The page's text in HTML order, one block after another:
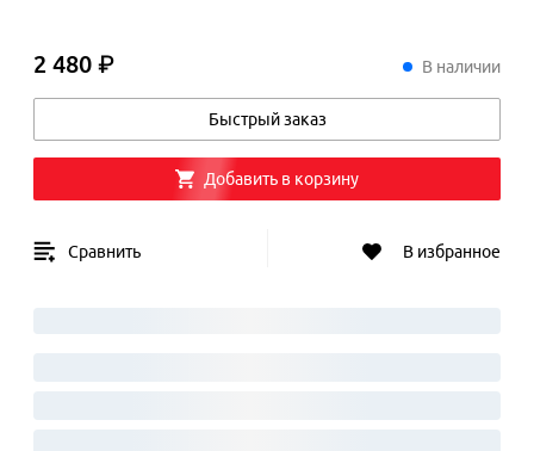
2 480 ₽2 480 ₽ В наличии
Быстрый заказ
Добавить в корзину
Сравнить В избранное